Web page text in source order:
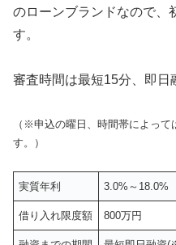
のローンブランドなので、
す。
審査時間は最短15分、即日
（※申込の曜日、時間帯によっ
す。）
実質年利 3.0%～18.0%
借り入れ限度額 800万円